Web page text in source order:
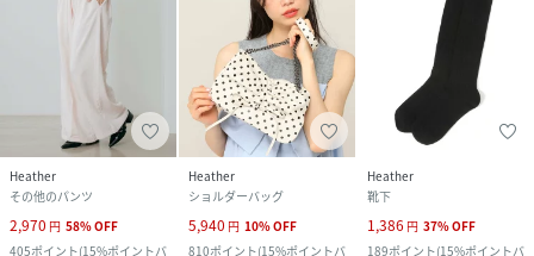
Heather
その他のパンツ
2,970 円 58%OFF
405ポイント(15%ポイントバ
Heather
ショルダーバッグ
5,940 円 10%OFF
810ポイント(15%ポイントバ
Heather
靴下
1,386 円 37%OFF
189ポイント(15%ポイントバ